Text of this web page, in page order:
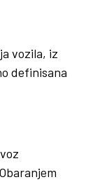
vozila, iz
definisana